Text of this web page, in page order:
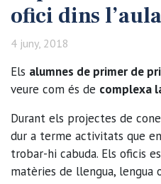
ofici dins l’aula
4 juny, 2018
Els alumnes de primer de
veure com és de complexa
Durant els projectes de
dur a terme activitats que
trobar-hi cabuda. Els oficis
matèries de llengua,